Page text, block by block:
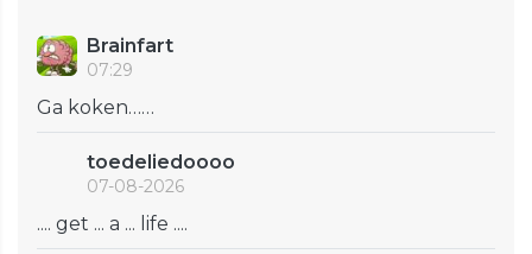
Brainfart
07:29
Ga koken……
toedeliedoooo
07-08-2026
.... get ... a ... life ....